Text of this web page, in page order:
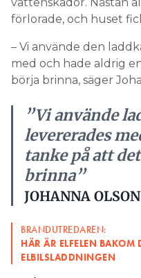
förlorade, och huset
– Vi använde den
med och hade aldrig
börja brinna, säger
”Vi använde
levererades
tanke på att
brinna”
JOHANNA OLSON
BRANDUTREDAREN:
HÄR ÄR ELFELEN BAKOM
ELBILSLADDNINGEN